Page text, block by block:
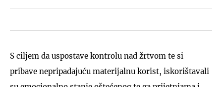
S ciljem da uspostave kontrolu nad žrtvom te si
pribave nepripadajuću materijalnu korist, iskorištavali